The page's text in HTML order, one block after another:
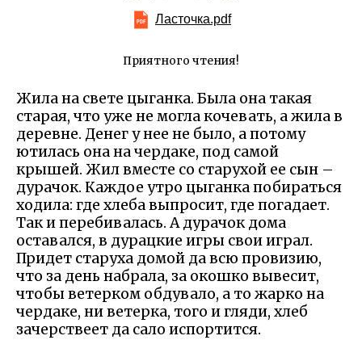
Ласточка.pdf
Приятного чтения!
Жила на свете цыганка. Была она такая
старая, что уже не могла кочевать, а жила в
деревне. Денег у нее не было, а потому
ютилась она на чердаке, под самой
крышей. Жил вместе со старухой ее сын –
дурачок. Каждое утро цыганка побираться
ходила: где хлеба выпросит, где погадает.
Так и перебивалась. А дурачок дома
оставался, в дурацкие игры свои играл.
Придет старуха домой да всю провизию,
что за день набрала, за окошко вывесит,
чтобы ветерком обдувало, а то жарко на
чердаке, ни ветерка, того и гляди, хлеб
зачерствеет да сало испортится.